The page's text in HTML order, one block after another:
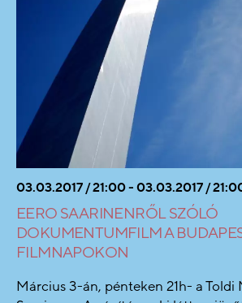
03.03.2017 / 21:00 - 03.03.2017 /
EERO SAARINENRŐL SZÓLÓ
DOKUMENTUMFILM A
FILMNAPOKON
Március 3-án, pénteken 21h- a Toldi